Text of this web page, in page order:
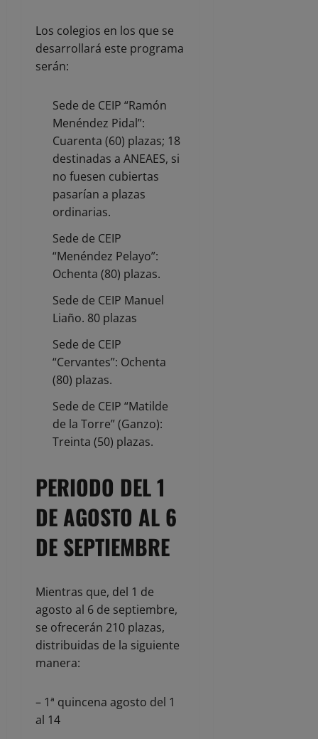
Los colegios en los que se
desarrollará este programa
serán:
Sede de CEIP “Ramón
Menéndez Pidal”:
Cuarenta (60) plazas; 18
destinadas a ANEAES, si
no fuesen cubiertas
pasarían a plazas
ordinarias.
Sede de CEIP
“Menéndez Pelayo”:
Ochenta (80) plazas.
Sede de CEIP Manuel
Liaño. 80 plazas
Sede de CEIP
“Cervantes”: Ochenta
(80) plazas.
Sede de CEIP “Matilde
de la Torre” (Ganzo):
Treinta (50) plazas.
PERIODO DEL 1
DE AGOSTO AL 6
DE SEPTIEMBRE
Mientras que, del 1 de
agosto al 6 de septiembre,
se ofrecerán 210 plazas,
distribuidas de la siguiente
manera:
– 1ª quincena agosto del 1
al 14